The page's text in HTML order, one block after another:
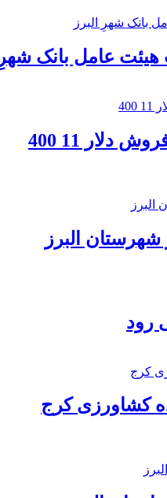
عامل بانک شهرِ
11 400
البرز
رود
کشاورزی کرج